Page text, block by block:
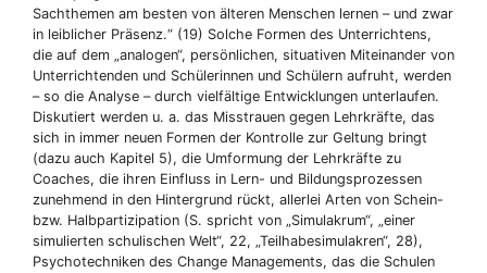
Sachthemen am besten von älteren Menschen lernen – und zwar
in leiblicher Präsenz.“ (19) Solche Formen des Unterrichtens,
die auf dem „analogen“, persönlichen, situativen Miteinander von
Unterrichtenden und Schülerinnen und Schülern aufruht, werden
– so die Analyse – durch vielfältige Entwicklungen unterlaufen.
Diskutiert werden u. a. das Misstrauen gegen Lehrkräfte, das
sich in immer neuen Formen der Kontrolle zur Geltung bringt
(dazu auch Kapitel 5), die Umformung der Lehrkräfte zu
Coaches, die ihren Einfluss in Lern- und Bildungsprozessen
zunehmend in den Hintergrund rückt, allerlei Arten von Schein-
bzw. Halbpartizipation (S. spricht von „Simulakrum“, „einer
simulierten schulischen Welt“, 22, „Teilhabesimulakren“, 28),
Psychotechniken des Change Managements, das die Schulen